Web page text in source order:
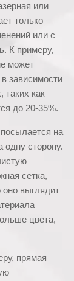
или
только
или с
К примеру,
может
зависимости
таких как
до 20-35%.
на
одну сторону.
сетка,
оно выглядит
цвета,
прямая